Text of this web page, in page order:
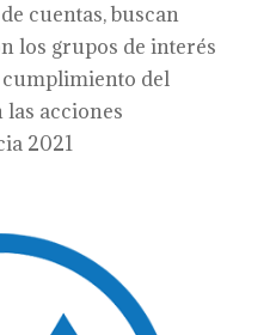
cuentas, buscan
los grupos de interés
del
acciones
2021